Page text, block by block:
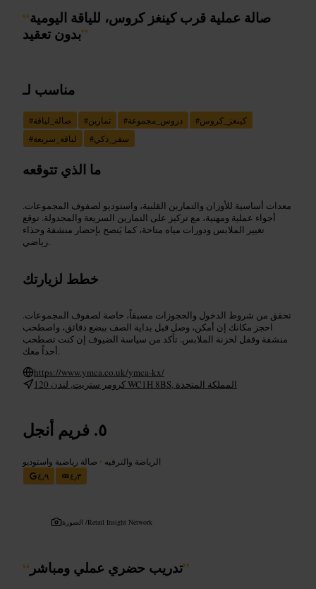
“صالة عملية قرب كينغز كروس، للياقة اليومية
بدون تعقيد”
مناسب لـ
#صالة_لياقة #تمارين #دروس_مجموعة #كينغز_كروس
#لياقة_سريعة #سفر_ذكي
ما الذي تتوقعه
معدات أساسية للأوزان والتمارين القلبية، واستوديو لصفوف المجموعات.
أجواء عملية ومهنية، مع تركيز على التمارين السريعة والمجدولة. توقع
تغيير الملابس ودورات مياه متاحة، كما يَنصح بإحضار منشفة وحذاء
رياضي.
خطط لزيارتك
تحقق من شروط الدخول والحجوزات مسبقاً، خاصة لصفوف المجموعات.
احجز مكانك إن أمكن، وصل قبل بداية الصف ببضع دقائق، واصطحب
منشفة وقفل لخزنة الملابس. تأكد من سياسة الضيوف إن كنت تصطحب
أحداً معك.
https://www.ymca.co.uk/ymca-kx/
120 كرومر ستريت, لندن WC1H 8BS, المملكة المتحدة
فريم أنجل
الرياضة والترفيه • صالة رياضية واستوديو
٤٫٩
٤٫٣
الصورة /Retail Insight Network
“ تدريب حضري عملي ومباشر”